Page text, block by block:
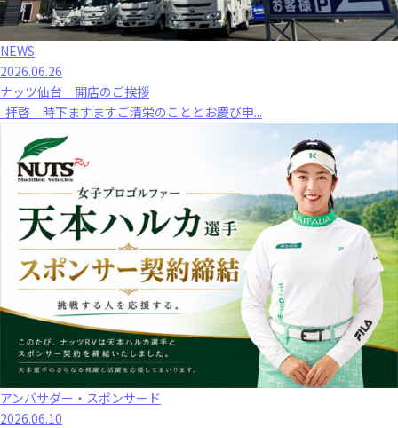
NEWS
2026.06.26
ナッツ仙台 開店のご挨拶
拝啓 時下ますますご清栄のこととお慶び申...
アンバサダー・スポンサード
2026.06.10